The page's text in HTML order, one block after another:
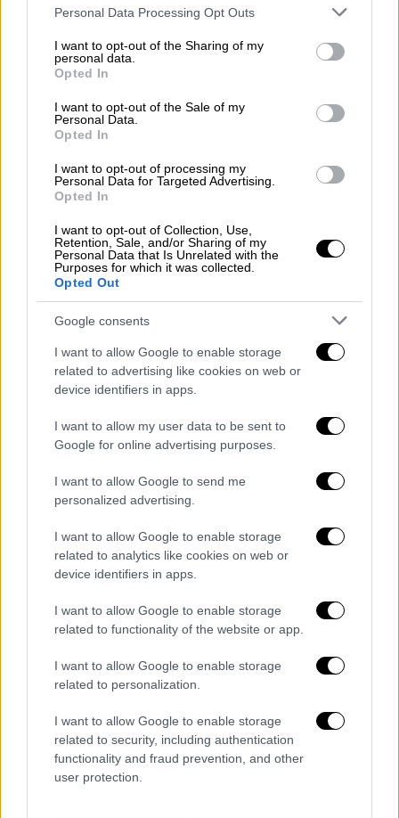
Please note that this website/app uses one or more Google
not limited to your visit or usage behaviour. You may click to
grant or deny consent to Google and its third-party tags to
use your data for below specified purposes in below Google
consent section.
Personal Data Processing Opt Outs
I want to opt-out of the Sharing of my
personal data.
Opted In
I want to opt-out of the Sale of my
Personal Data.
Opted In
I want to opt-out of processing my
Personal Data for Targeted Advertising.
Opted In
I want to opt-out of Collection, Use,
Retention, Sale, and/or Sharing of my
Personal Data that Is Unrelated with the
Purposes for which it was collected.
Opted Out
Google consents
I want to allow Google to enable storage
related to advertising like cookies on web or
device identifiers in apps.
I want to allow my user data to be sent to
Google for online advertising purposes.
I want to allow Google to send me
personalized advertising.
I want to allow Google to enable storage
related to analytics like cookies on web or
device identifiers in apps.
I want to allow Google to enable storage
related to functionality of the website or app.
I want to allow Google to enable storage
related to personalization.
I want to allow Google to enable storage
related to security, including authentication
functionality and fraud prevention, and other
user protection.
αλλά και το αυτοκίνητό του.
Δέκα λεπτά αργότερα σημειώθηκε το
επόμενο κρούσμα με στόχο αυτή τη φορά
σούπερ μάρκετστο Χολαργό. Δύο άγνωστοι
δράστες με καλυμμένα τα χαρακτηριστικά
των προσώπων τους και υπό την απειλή
όπλων ακινητοποίησαν τους υπαλλήλους και
αφού αφαίρεσαν χρήματα από το ταμείο
Λίγη ώρα αργότερα και πάλι δύο δράστες
-υπό την απειλή όπλων- εισέβαλαν σε
σούπερ μάρκετ στο Χαλάνδρι και με τον ίδιο
τρόπο αφαίρεσαν άγνωστο χρηματικό ποσό
και τράπηκαν σε φυγή. Επειδή τόσο η
χρονική όσο και η χιλιομετρική απόσταση
των δύο χτυπημάτων είναι μικρή, οι
αστυνομικοί εξετάζουν εάν πίσω από τα
συγκεκριμένα περιστατικά βρίσκονται οι
Τον απόλυτο φόβο βίωσαν δέκα λεπτά πριν
αλυσίδας
ηλεκτρονικών ειδώνστηΜεταμόρφωση
κατεβάσει ρολά οι υπάλληλοι και οι πελάτες
μαγαζί.
ακινητοποίησαν και υπό την απειλή όπλου
άρπαξαν άγνωστο χρηματικό ποσό από τα
ταμεία της επιχείρησης. Μάλιστα, σύμφωνα
με αστυνομικές πηγές, κατά τη διαφυγή τους
ο ένας εξ αυτών πυροβόλησε στον αέρα για
εκφοβισμό χωρίς ευτυχώς να τραυματιστεί